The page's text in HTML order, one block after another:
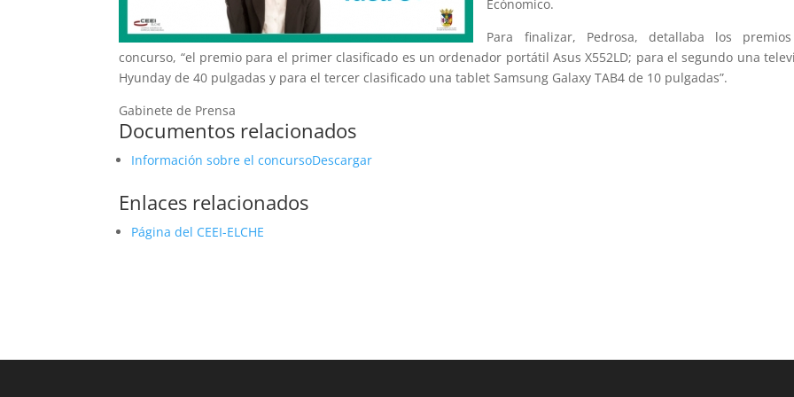
Ecónomico.
Para finalizar, Pedrosa, detallaba los
concurso, “el premio para el primer clasificado es un ordenador portátil Asus X552LD; para el segundo una
Hyunday de 40 pulgadas y para el tercer clasificado una tablet Samsung Galaxy TAB4 de 10 pulgadas”.
Gabinete de Prensa
Documentos relacionados
Información sobre el concursoDescargar
Enlaces relacionados
Página del CEEI-ELCHE